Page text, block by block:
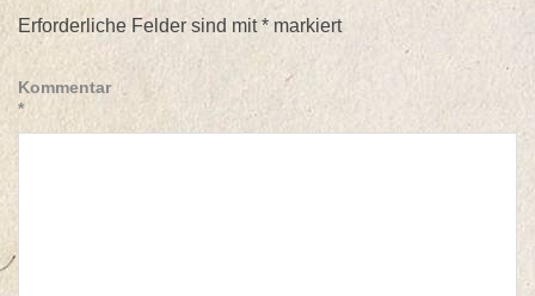
Erforderliche Felder sind mit* markiert
Kommentar
*